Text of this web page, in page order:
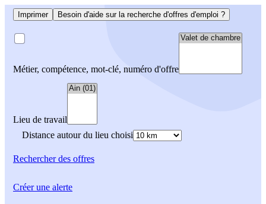
Imprimer Besoin d'aide sur la recherche d'offres d'emploi ?
Métier, compétence, mot-clé, numéro d'offre
Lieu de travail
Distance autour du lieu choisi
Rechercherdes offres
Créer une alerte